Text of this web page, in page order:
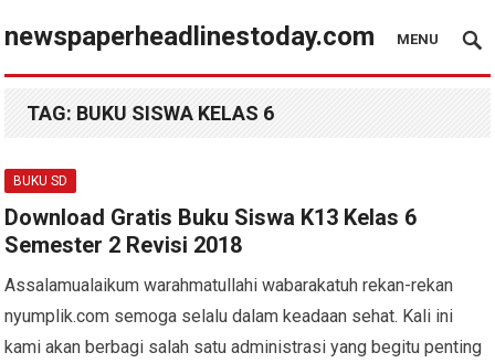
newspaperheadlinestoday.com MENU
TAG: BUKU SISWA KELAS 6
BUKU SD
Download Gratis Buku Siswa K13 Kelas 6
Semester 2 Revisi 2018
Assalamualaikum warahmatullahi wabarakatuh rekan-rekan
nyumplik.com semoga selalu dalam keadaan sehat. Kali ini
kami akan berbagi salah satu administrasi yang begitu penting